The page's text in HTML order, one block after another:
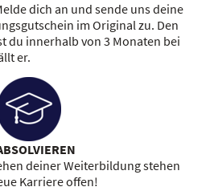
dich an und sende uns deine
im Original zu. Den
du innerhalb von 3 Monaten bei
er.
deiner Weiterbildung stehen
Karriere offen!